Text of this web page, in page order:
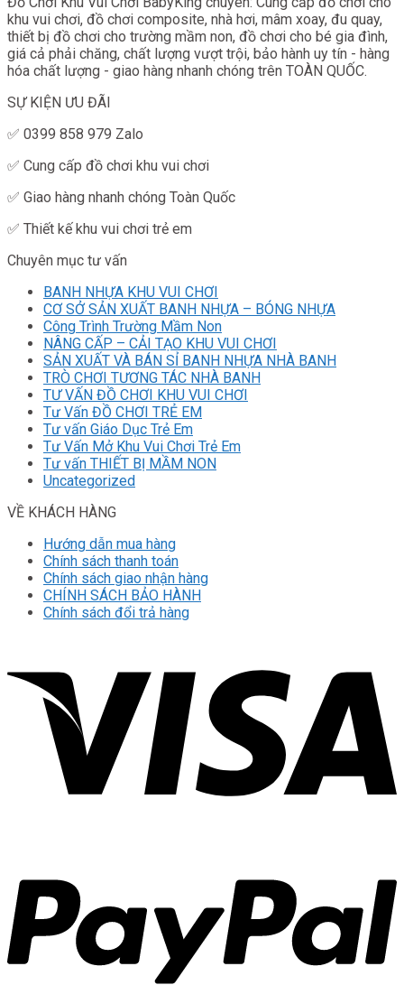
khu vui chơi, đồ chơi composite, nhà hơi, mâm xoay, đu quay,
thiết bị đồ chơi cho trường mầm non, đồ chơi cho bé gia đình,
giá cả phải chăng, chất lượng vượt trội, bảo hành uy tín - hàng
hóa chất lượng - giao hàng nhanh chóng trên TOÀN QUỐC.
SỰ KIỆN ƯU ĐÃI
✅ 0399 858 979 Zalo
✅ Cung cấp đồ chơi khu vui chơi
✅ Giao hàng nhanh chóng Toàn Quốc
✅ Thiết kế khu vui chơi trẻ em
Chuyên mục tư vấn
BANH NHỰA KHU VUI CHƠI
CƠ SỞ SẢN XUẤT BANH NHỰA – BÓNG NHỰA
Công Trình Trường Mầm Non
NÂNG CẤP – CẢI TẠO KHU VUI CHƠI
SẢN XUẤT VÀ BÁN SỈ BANH NHỰA NHÀ BANH
TRÒ CHƠI TƯƠNG TÁC NHÀ BANH
TƯ VẤN ĐỒ CHƠI KHU VUI CHƠI
Tư Vấn ĐỒ CHƠI TRẺ EM
Tư vấn Giáo Dục Trẻ Em
Tư Vấn Mở Khu Vui Chơi Trẻ Em
Tư vấn THIẾT BỊ MẦM NON
Uncategorized
VỀ KHÁCH HÀNG
Hướng dẫn mua hàng
Chính sách thanh toán
Chính sách giao nhận hàng
CHÍNH SÁCH BẢO HÀNH
Chính sách đổi trả hàng